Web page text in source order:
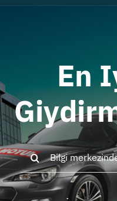
SSS
Bilgi Merkezi
En
Search
for: